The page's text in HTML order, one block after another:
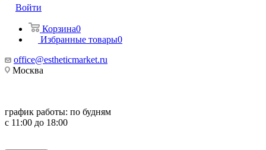
Войти
Корзина0
Избранные товары0
office@estheticmarket.ru
Москва
график работы: по будням
с 11:00 до 18:00